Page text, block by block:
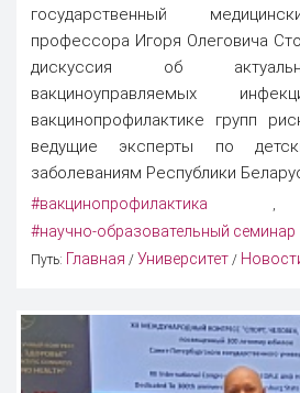
государственный
профессора Игоря Олеговича
дискуссия об
вакциноуправляемых
вакцинопрофилактике групп
ведущие эксперты по
заболеваниям Республики
#вакцинопрофилактика
#научно-образовательный семинар
Путь: Главная / Университет /